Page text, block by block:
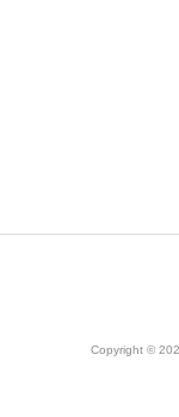
Copyright ©